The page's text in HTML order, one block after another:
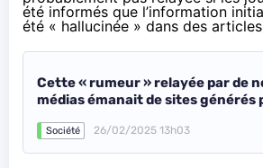
été informés que l’information
été « hallucinée » dans des
Cette « rumeur » relayée par de
médias émanait de sites générés
Société 26/02/2025 13h03